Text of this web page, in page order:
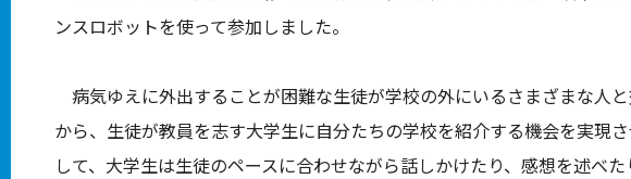
ンスロボットを使って参加しました。
病気ゆえに外出することが困難な生徒が学校の外にいるさまざまな人
から、生徒が教員を志す大学生に自分たちの学校を紹介する機会を実現
して、大学生は生徒のペースに合わせながら話しかけたり、感想を述べた